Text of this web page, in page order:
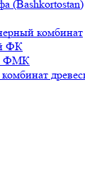
(Bashkortostan)
комбинат
ФК
ФМК